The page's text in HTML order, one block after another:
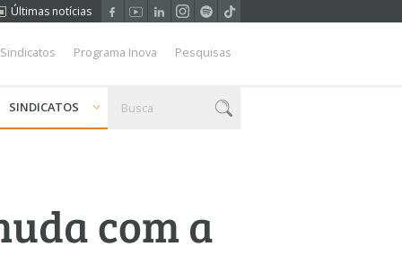
Últimas notícias
Programa Inova Pesquisas
SINDICATOS
com a